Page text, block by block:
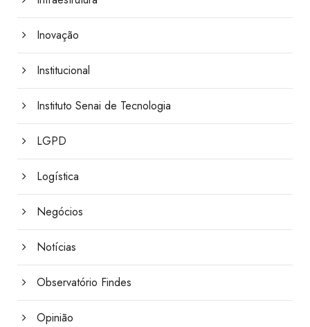
Inovação
Institucional
Instituto Senai de Tecnologia
LGPD
Logística
Negócios
Notícias
Observatório Findes
Opinião